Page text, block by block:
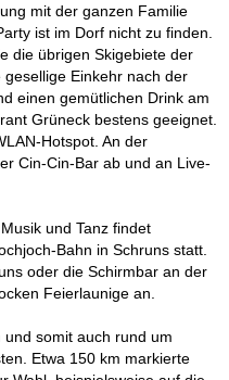
mit der ganzen Familie
ist im Dorf nicht zu finden.
die übrigen Skigebiete der
Einkehr nach der
einen gemütlichen Drink am
Grüneck bestens geeignet.
Hotspot. An der
Cin-Cin-Bar ab und an Live-
und Tanz findet
Bahn in Schruns statt.
oder die Schirmbar an der
Feierlaunige an.
somit auch rund um
Etwa 150 km markierte